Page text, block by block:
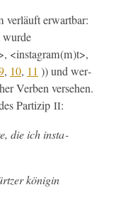
ver­läuft erwart­bar:
wurde
<instagram(m)t>,
, 10, 11 )) und wer­
Ver­ben verse­hen.
Par­tizip II:
die ich insta­
köni­gin